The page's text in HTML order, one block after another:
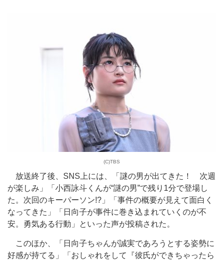
(C)TBS
放送終了後、SNS上には、「謎の男が出てきた！ 次週
が楽しみ」「小西詠斗くんが“謎の男”で残り1分で登場し
た。次回のキーパーソン!?」「事件の概要が見えて面白く
なってきた」「日向子が事件に巻き込まれていくのが不
安。勇気ある行動」といった声が投稿された。
このほか、「日向子ちゃんが誠実であろうとする姿勢に
好感が持てる」「おしゃれをして『彼氏ができちゃったら